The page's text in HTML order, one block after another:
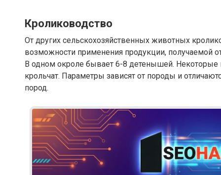
Кролиководство
От других сельскохозяйственных животных
возможности применения продукции, получаемой
В одном окроле бывает 6-8 детенышей. Некоторые
крольчат. Параметры зависят от породы и
пород.